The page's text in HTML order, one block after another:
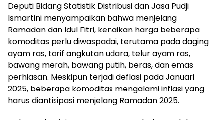
Deputi Bidang Statistik Distribusi dan Jasa Pudji
Ismartini menyampaikan bahwa menjelang
Ramadan dan Idul Fitri, kenaikan harga beberapa
komoditas perlu diwaspadai, terutama pada daging
ayam ras, tarif angkutan udara, telur ayam ras,
bawang merah, bawang putih, beras, dan emas
perhiasan. Meskipun terjadi deflasi pada Januari
2025, beberapa komoditas mengalami inflasi yang
harus diantisipasi menjelang Ramadan 2025.